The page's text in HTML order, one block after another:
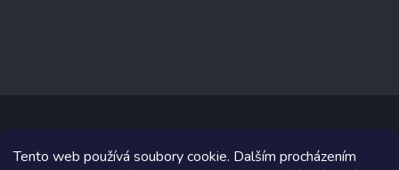
Tento web používá soubory cookie. Dalším procházením
Copyright 2026www.prizealize.cz. Všechna práva vyhrazena.